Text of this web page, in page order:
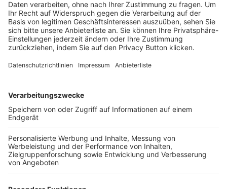
Trainerbörse
Login SpielPlus
FOLGE DEM BFV
TOP-VEREINE
TOP-PARTNER